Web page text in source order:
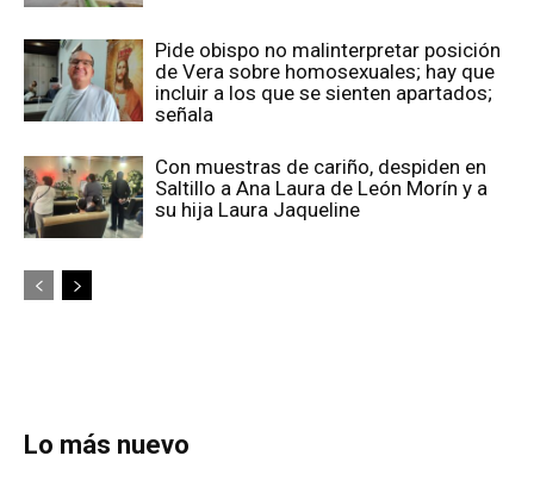
Pide obispo no malinterpretar posición
de Vera sobre homosexuales; hay que
incluir a los que se sienten apartados;
señala
Con muestras de cariño, despiden en
Saltillo a Ana Laura de León Morín y a
su hija Laura Jaqueline
Lo más nuevo